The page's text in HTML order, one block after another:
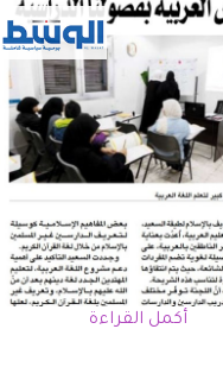
أكمل القراءة